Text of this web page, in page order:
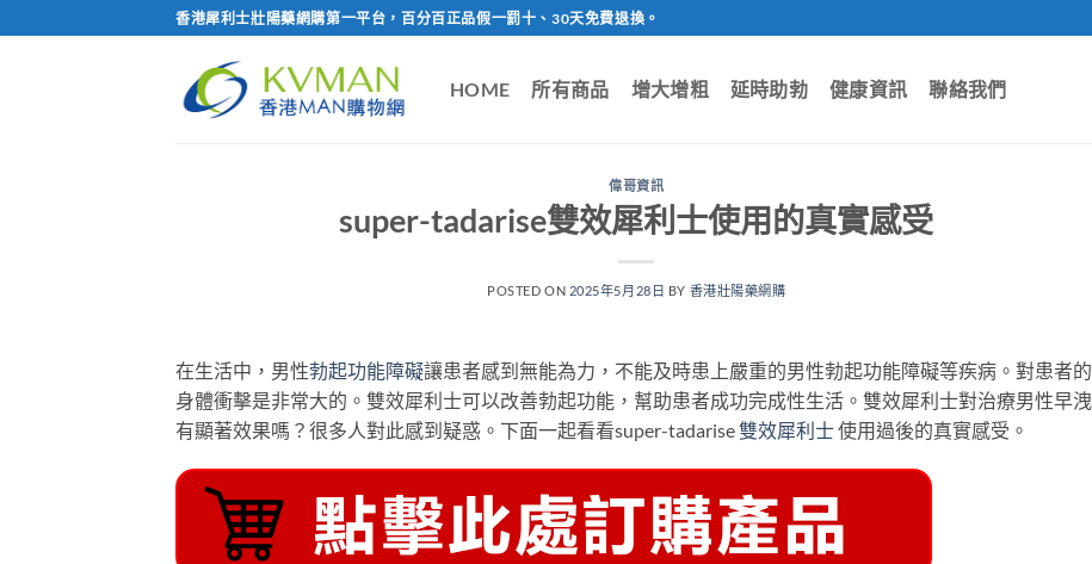
to
香港犀利士壯陽藥網購第一平台，百分百正品假一罰十、30天免費退換。
HOME 所有商品 增大增粗 延時助勃 健康資訊 聯絡我們
偉哥資訊
super-tadarise雙效犀利士使用的真實感受
POSTED ON 2025年5月28日 BY 香港壯陽藥網購
在生活中，男性勃起功能障礙讓患者感到無能為力，不能及時患上嚴重的男性勃起功能障礙等疾病。對患者的
身體衝擊是非常大的。雙效犀利士可以改善勃起功能，幫助患者成功完成性生活。雙效犀利士對治療男性早洩
有顯著效果嗎？很多人對此感到疑惑。下面一起看看super-tadarise雙效犀利士使用過後的真實感受。